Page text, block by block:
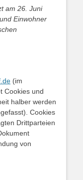
am 26. Juni
Einwohner
(im
Cookies und
halber werden
Cookies
Drittparteien
von